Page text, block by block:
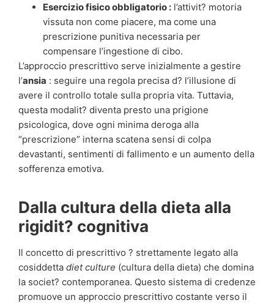
Esercizio fisico obbligatorio : l’attivit? motoria
vissuta non come piacere, ma come una
prescrizione punitiva necessaria per
compensare l’ingestione di cibo.
L’approccio prescrittivo serve inizialmente a gestire
l’ansia : seguire una regola precisa d? l’illusione di
avere il controllo totale sulla propria vita. Tuttavia,
questa modalit? diventa presto una prigione
psicologica, dove ogni minima deroga alla
“prescrizione” interna scatena sensi di colpa
devastanti, sentimenti di fallimento e un aumento della
sofferenza emotiva.
Dalla cultura della dieta alla
rigidit? cognitiva
Il concetto di prescrittivo ? strettamente legato alla
cosiddetta diet culture (cultura della dieta) che domina
la societ? contemporanea. Questo sistema di credenze
promuove un approccio prescrittivo costante verso il